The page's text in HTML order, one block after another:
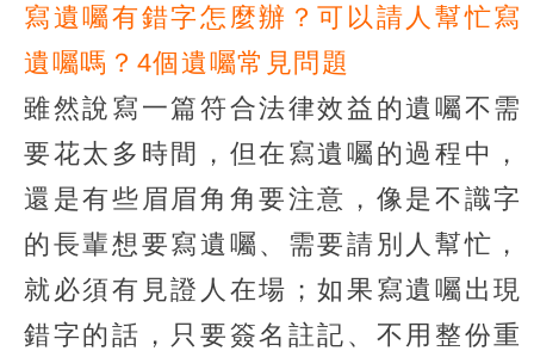
寫遺囑有錯字怎麼辦？可以請人幫忙寫
遺囑嗎？4個遺囑常見問題
雖然說寫一篇符合法律效益的遺囑不需
要花太多時間，但在寫遺囑的過程中，
還是有些眉眉角角要注意，像是不識字
的長輩想要寫遺囑、需要請別人幫忙，
就必須有見證人在場；如果寫遺囑出現
錯字的話，只要簽名註記、不用整份重